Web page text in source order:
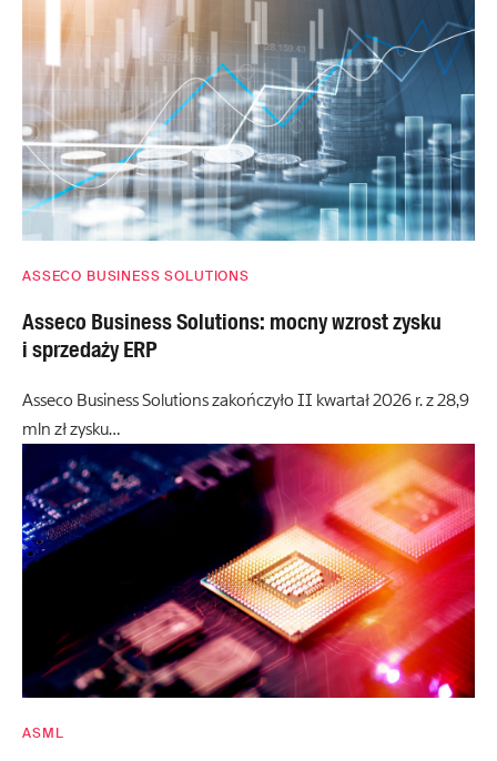
ASSECO BUSINESS SOLUTIONS
Asseco Business Solutions: mocny wzrost zysku
i sprzedaży ERP
Asseco Business Solutions zakończyło II kwartał 2026 r. z 28,9
mln zł zysku…
ASML